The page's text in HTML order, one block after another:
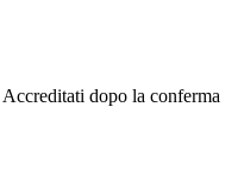
Accreditati dopo la conferma